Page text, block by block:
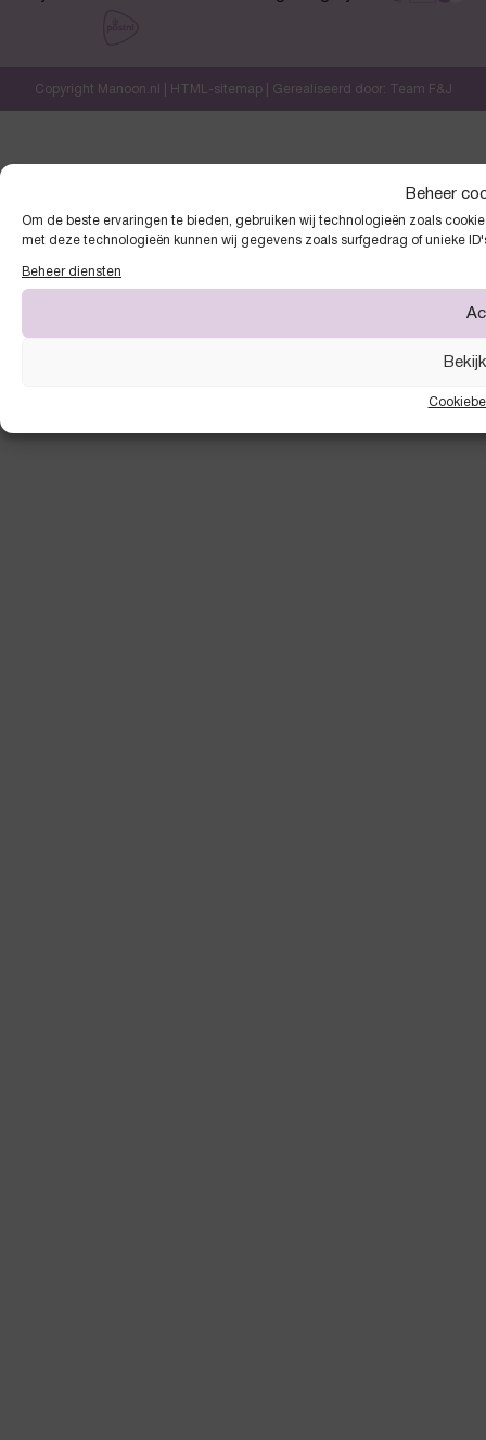
Beheer
Om de beste ervaringen te bieden, gebruiken wij technologieën zoals
met deze technologieën kunnen wij gegevens zoals surfgedrag of unieke
Beheer diensten
Copyright Manoon.nl | HTML-sitemap| Gerealiseerd door: Team F&J